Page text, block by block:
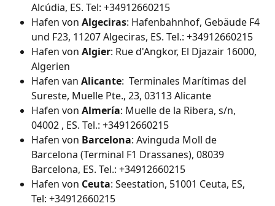
Alcúdia, ES. Tel: +34912660215
Hafen von Algeciras: Hafenbahnhof, Gebäude F4
und F23, 11207 Algeciras, ES. Tel.: +34912660215
Hafen von Algier: Rue d'Angkor, El Djazair 16000,
Algerien
Hafen van Alicante:  Terminales Marítimas del
Sureste, Muelle Pte., 23, 03113 Alicante
Hafen von Almería: Muelle de la Ribera, s/n,
04002 , ES. Tel.: +34912660215
Hafen von Barcelona: Avinguda Moll de
Barcelona (Terminal F1 Drassanes), 08039
Barcelona, ES. Tel.: +34912660215
Hafen von Ceuta: Seestation, 51001 Ceuta, ES,
Tel: +34912660215